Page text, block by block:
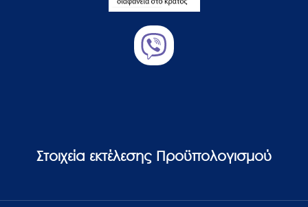
Στοιχεία εκτέλεσης Προϋπολογισμού